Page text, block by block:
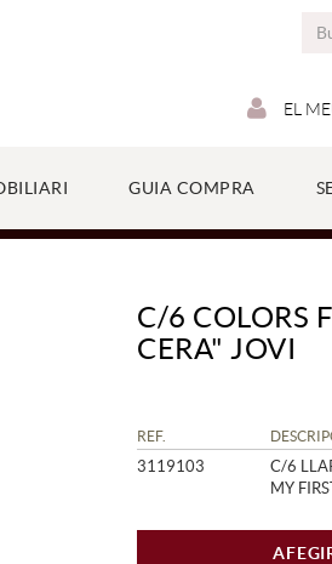
EL
GUIA COMPRA
C/6 COLORS
CERA" JOVI
REF.
3119103
C/6
MY